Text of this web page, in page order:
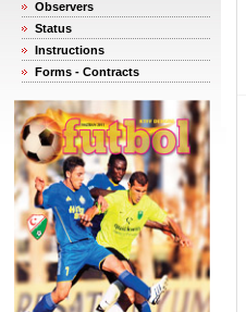
Observers
Status
Instructions
Forms - Contracts